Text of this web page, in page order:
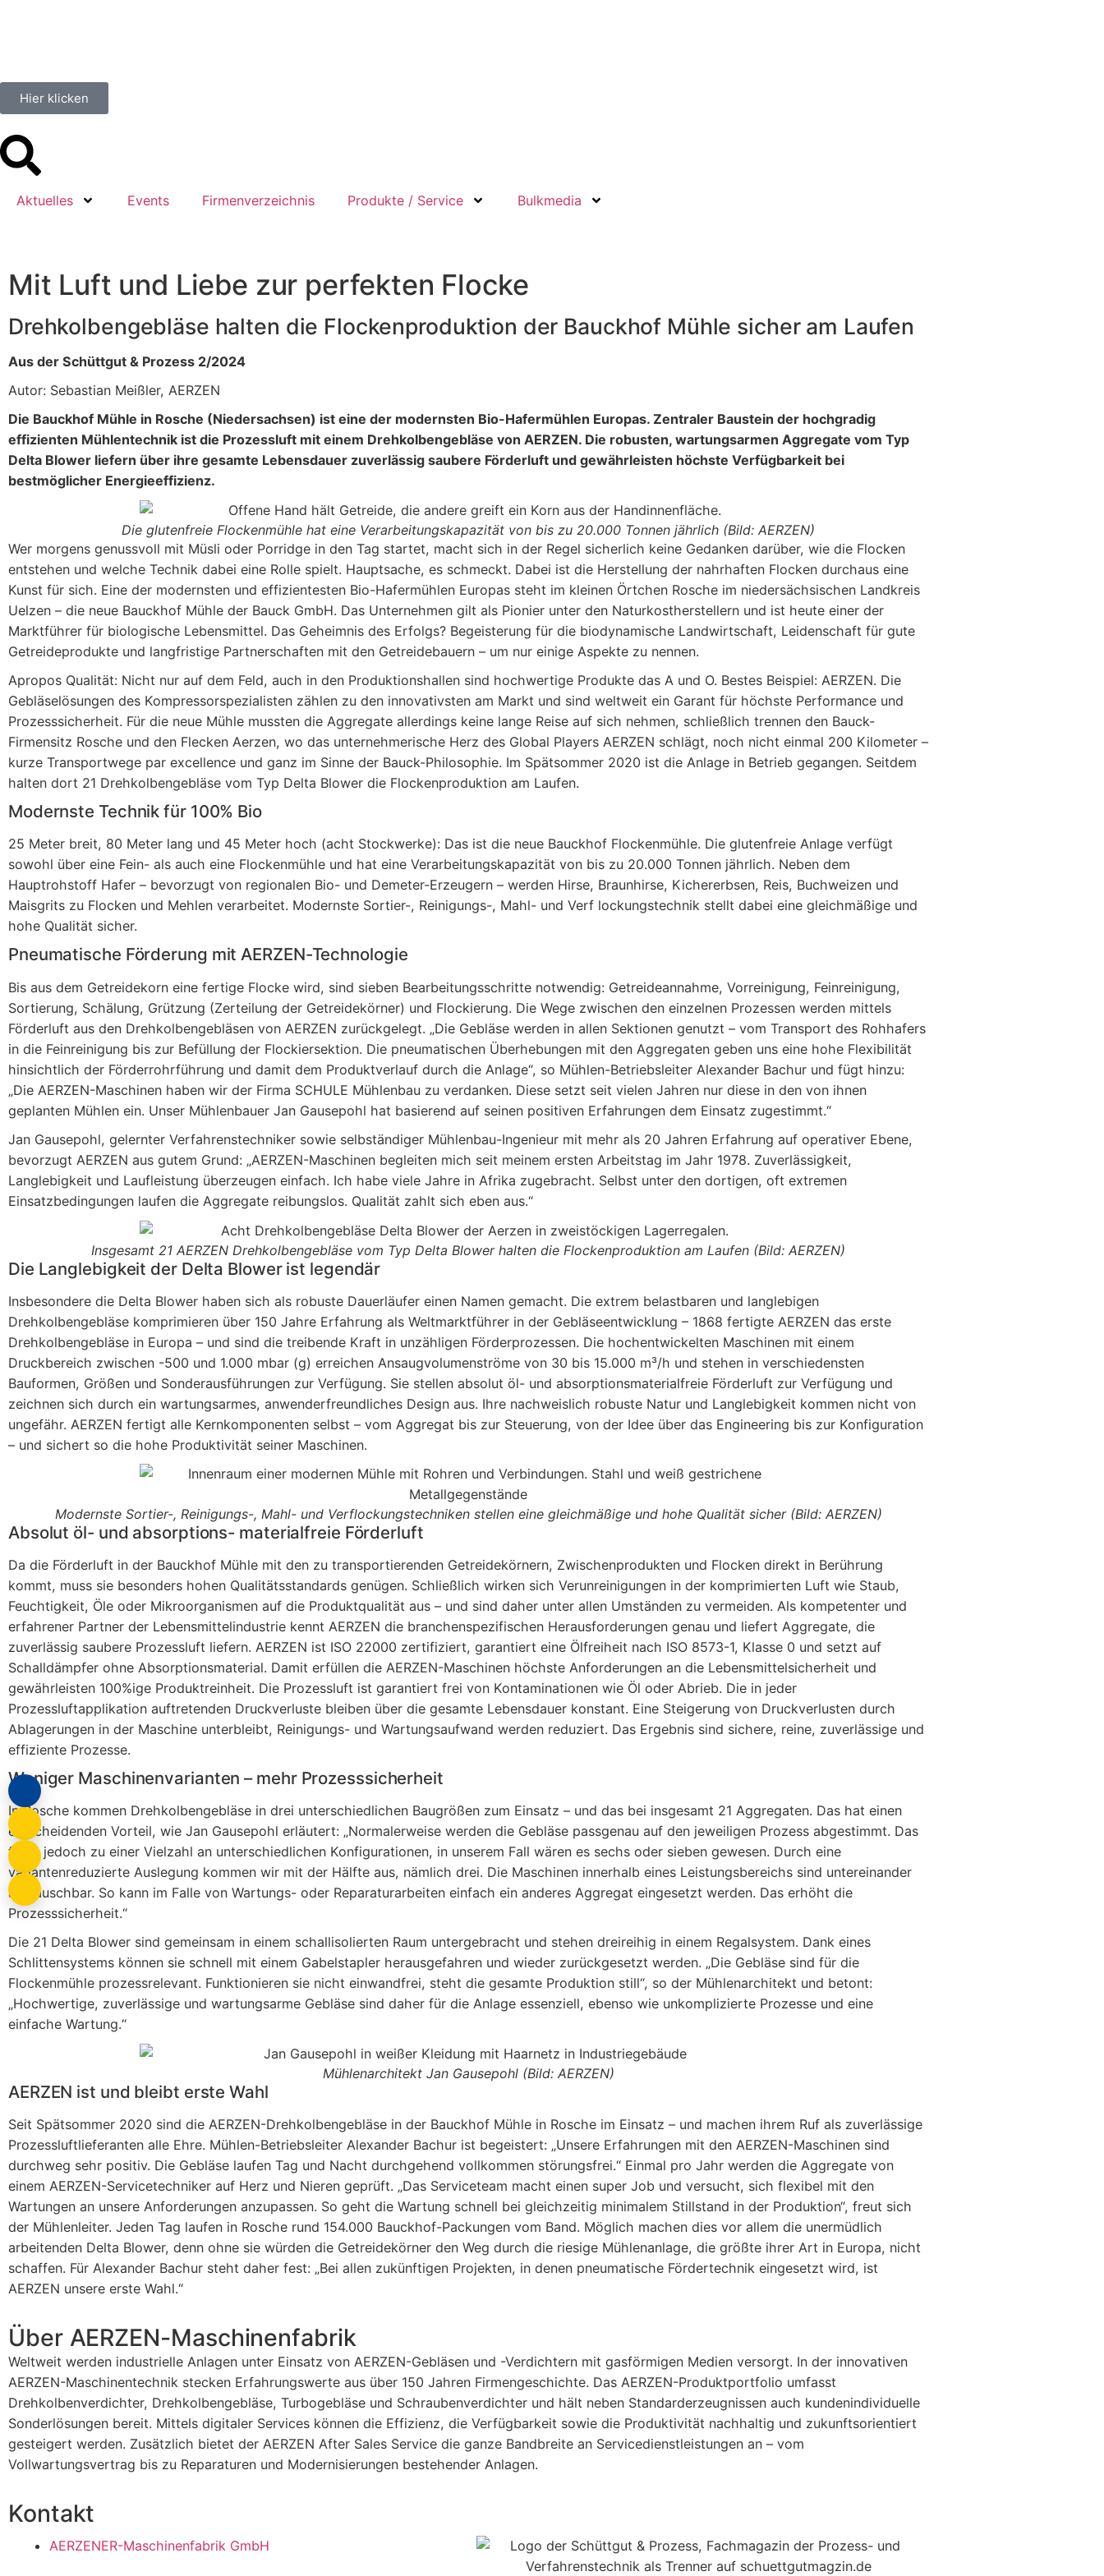
Hier klicken
Aktuelles Events Firmenverzeichnis Produkte / Service Bulkmedia
Mit Luft und Liebe zur perfekten Flocke
Drehkolbengebläse halten die Flockenproduktion der Bauckhof Mühle sicher am Laufen
Aus der Schüttgut & Prozess 2/2024
Autor: Sebastian Meißler, AERZEN
Die Bauckhof Mühle in Rosche (Niedersachsen) ist eine der modernsten Bio-Hafermühlen Europas. Zentraler Baustein der hochgradig
effizienten Mühlentechnik ist die Prozessluft mit einem Drehkolbengebläse von AERZEN. Die robusten, wartungsarmen Aggregate vom Typ
Delta Blower liefern über ihre gesamte Lebensdauer zuverlässig saubere Förderluft und gewährleisten höchste Verfügbarkeit bei
bestmöglicher Energieeffizienz.
Die glutenfreie Flockenmühle hat eine Verarbeitungskapazität von bis zu 20.000 Tonnen jährlich (Bild: AERZEN)
Wer morgens genussvoll mit Müsli oder Porridge in den Tag startet, macht sich in der Regel sicherlich keine Gedanken darüber, wie die Flocken
entstehen und welche Technik dabei eine Rolle spielt. Hauptsache, es schmeckt. Dabei ist die Herstellung der nahrhaften Flocken durchaus eine
Kunst für sich. Eine der modernsten und effizientesten Bio-Hafermühlen Europas steht im kleinen Örtchen Rosche im niedersächsischen Landkreis
Uelzen – die neue Bauckhof Mühle der Bauck GmbH. Das Unternehmen gilt als Pionier unter den Naturkostherstellern und ist heute einer der
Marktführer für biologische Lebensmittel. Das Geheimnis des Erfolgs? Begeisterung für die biodynamische Landwirtschaft, Leidenschaft für gute
Getreideprodukte und langfristige Partnerschaften mit den Getreidebauern – um nur einige Aspekte zu nennen.
Apropos Qualität: Nicht nur auf dem Feld, auch in den Produktionshallen sind hochwertige Produkte das A und O. Bestes Beispiel: AERZEN. Die
Gebläselösungen des Kompressorspezialisten zählen zu den innovativsten am Markt und sind weltweit ein Garant für höchste Performance und
Prozesssicherheit. Für die neue Mühle mussten die Aggregate allerdings keine lange Reise auf sich nehmen, schließlich trennen den Bauck-
Firmensitz Rosche und den Flecken Aerzen, wo das unternehmerische Herz des Global Players AERZEN schlägt, noch nicht einmal 200 Kilometer –
kurze Transportwege par excellence und ganz im Sinne der Bauck-Philosophie. Im Spätsommer 2020 ist die Anlage in Betrieb gegangen. Seitdem
halten dort 21 Drehkolbengebläse vom Typ Delta Blower die Flockenproduktion am Laufen.
Modernste Technik für 100% Bio
25 Meter breit, 80 Meter lang und 45 Meter hoch (acht Stockwerke): Das ist die neue Bauckhof Flockenmühle. Die glutenfreie Anlage verfügt
sowohl über eine Fein- als auch eine Flockenmühle und hat eine Verarbeitungskapazität von bis zu 20.000 Tonnen jährlich. Neben dem
Hauptrohstoff Hafer – bevorzugt von regionalen Bio- und Demeter-Erzeugern – werden Hirse, Braunhirse, Kichererbsen, Reis, Buchweizen und
Maisgrits zu Flocken und Mehlen verarbeitet. Modernste Sortier-, Reinigungs-, Mahl- und Verf lockungstechnik stellt dabei eine gleichmäßige und
hohe Qualität sicher.
Pneumatische Förderung mit AERZEN-Technologie
Bis aus dem Getreidekorn eine fertige Flocke wird, sind sieben Bearbeitungsschritte notwendig: Getreideannahme, Vorreinigung, Feinreinigung,
Sortierung, Schälung, Grützung (Zerteilung der Getreidekörner) und Flockierung. Die Wege zwischen den einzelnen Prozessen werden mittels
Förderluft aus den Drehkolbengebläsen von AERZEN zurückgelegt. „Die Gebläse werden in allen Sektionen genutzt – vom Transport des Rohhafers
in die Feinreinigung bis zur Befüllung der Flockiersektion. Die pneumatischen Überhebungen mit den Aggregaten geben uns eine hohe Flexibilität
hinsichtlich der Förderrohrführung und damit dem Produktverlauf durch die Anlage“, so Mühlen-Betriebsleiter Alexander Bachur und fügt hinzu:
„Die AERZEN-Maschinen haben wir der Firma SCHULE Mühlenbau zu verdanken. Diese setzt seit vielen Jahren nur diese in den von ihnen
geplanten Mühlen ein. Unser Mühlenbauer Jan Gausepohl hat basierend auf seinen positiven Erfahrungen dem Einsatz zugestimmt.“
Jan Gausepohl, gelernter Verfahrenstechniker sowie selbständiger Mühlenbau-Ingenieur mit mehr als 20 Jahren Erfahrung auf operativer Ebene,
bevorzugt AERZEN aus gutem Grund: „AERZEN-Maschinen begleiten mich seit meinem ersten Arbeitstag im Jahr 1978. Zuverlässigkeit,
Langlebigkeit und Laufleistung überzeugen einfach. Ich habe viele Jahre in Afrika zugebracht. Selbst unter den dortigen, oft extremen
Einsatzbedingungen laufen die Aggregate reibungslos. Qualität zahlt sich eben aus.“
Insgesamt 21 AERZEN Drehkolbengebläse vom Typ Delta Blower halten die Flockenproduktion am Laufen (Bild: AERZEN)
Die Langlebigkeit der Delta Blower ist legendär
Insbesondere die Delta Blower haben sich als robuste Dauerläufer einen Namen gemacht. Die extrem belastbaren und langlebigen
Drehkolbengebläse komprimieren über 150 Jahre Erfahrung als Weltmarktführer in der Gebläseentwicklung – 1868 fertigte AERZEN das erste
Drehkolbengebläse in Europa – und sind die treibende Kraft in unzähligen Förderprozessen. Die hochentwickelten Maschinen mit einem
Druckbereich zwischen -500 und 1.000 mbar (g) erreichen Ansaugvolumenströme von 30 bis 15.000 m³/h und stehen in verschiedensten
Bauformen, Größen und Sonderausführungen zur Verfügung. Sie stellen absolut öl- und absorptionsmaterialfreie Förderluft zur Verfügung und
zeichnen sich durch ein wartungsarmes, anwenderfreundliches Design aus. Ihre nachweislich robuste Natur und Langlebigkeit kommen nicht von
ungefähr. AERZEN fertigt alle Kernkomponenten selbst – vom Aggregat bis zur Steuerung, von der Idee über das Engineering bis zur Konfiguration
– und sichert so die hohe Produktivität seiner Maschinen.
Modernste Sortier-, Reinigungs-, Mahl- und Verflockungstechniken stellen eine gleichmäßige und hohe Qualität sicher (Bild: AERZEN)
Absolut öl- und absorptions- materialfreie Förderluft
Da die Förderluft in der Bauckhof Mühle mit den zu transportierenden Getreidekörnern, Zwischenprodukten und Flocken direkt in Berührung
kommt, muss sie besonders hohen Qualitätsstandards genügen. Schließlich wirken sich Verunreinigungen in der komprimierten Luft wie Staub,
Feuchtigkeit, Öle oder Mikroorganismen auf die Produktqualität aus – und sind daher unter allen Umständen zu vermeiden. Als kompetenter und
erfahrener Partner der Lebensmittelindustrie kennt AERZEN die branchenspezifischen Herausforderungen genau und liefert Aggregate, die
zuverlässig saubere Prozessluft liefern. AERZEN ist ISO 22000 zertifiziert, garantiert eine Ölfreiheit nach ISO 8573-1, Klasse 0 und setzt auf
Schalldämpfer ohne Absorptionsmaterial. Damit erfüllen die AERZEN-Maschinen höchste Anforderungen an die Lebensmittelsicherheit und
gewährleisten 100%ige Produktreinheit. Die Prozessluft ist garantiert frei von Kontaminationen wie Öl oder Abrieb. Die in jeder
Prozessluftapplikation auftretenden Druckverluste bleiben über die gesamte Lebensdauer konstant. Eine Steigerung von Druckverlusten durch
Ablagerungen in der Maschine unterbleibt, Reinigungs- und Wartungsaufwand werden reduziert. Das Ergebnis sind sichere, reine, zuverlässige und
effiziente Prozesse.
Weniger Maschinenvarianten – mehr Prozesssicherheit
In Rosche kommen Drehkolbengebläse in drei unterschiedlichen Baugrößen zum Einsatz – und das bei insgesamt 21 Aggregaten. Das hat einen
entscheidenden Vorteil, wie Jan Gausepohl erläutert: „Normalerweise werden die Gebläse passgenau auf den jeweiligen Prozess abgestimmt. Das
führt jedoch zu einer Vielzahl an unterschiedlichen Konfigurationen, in unserem Fall wären es sechs oder sieben gewesen. Durch eine
variantenreduzierte Auslegung kommen wir mit der Hälfte aus, nämlich drei. Die Maschinen innerhalb eines Leistungsbereichs sind untereinander
austauschbar. So kann im Falle von Wartungs- oder Reparaturarbeiten einfach ein anderes Aggregat eingesetzt werden. Das erhöht die
Prozesssicherheit.“
Die 21 Delta Blower sind gemeinsam in einem schallisolierten Raum untergebracht und stehen dreireihig in einem Regalsystem. Dank eines
Schlittensystems können sie schnell mit einem Gabelstapler herausgefahren und wieder zurückgesetzt werden. „Die Gebläse sind für die
Flockenmühle prozessrelevant. Funktionieren sie nicht einwandfrei, steht die gesamte Produktion still“, so der Mühlenarchitekt und betont:
„Hochwertige, zuverlässige und wartungsarme Gebläse sind daher für die Anlage essenziell, ebenso wie unkomplizierte Prozesse und eine
einfache Wartung.“
Mühlenarchitekt Jan Gausepohl (Bild: AERZEN)
AERZEN ist und bleibt erste Wahl
Seit Spätsommer 2020 sind die AERZEN-Drehkolbengebläse in der Bauckhof Mühle in Rosche im Einsatz – und machen ihrem Ruf als zuverlässige
Prozessluftlieferanten alle Ehre. Mühlen-Betriebsleiter Alexander Bachur ist begeistert: „Unsere Erfahrungen mit den AERZEN-Maschinen sind
durchweg sehr positiv. Die Gebläse laufen Tag und Nacht durchgehend vollkommen störungsfrei.“ Einmal pro Jahr werden die Aggregate von
einem AERZEN-Servicetechniker auf Herz und Nieren geprüft. „Das Serviceteam macht einen super Job und versucht, sich flexibel mit den
Wartungen an unsere Anforderungen anzupassen. So geht die Wartung schnell bei gleichzeitig minimalem Stillstand in der Produktion“, freut sich
der Mühlenleiter. Jeden Tag laufen in Rosche rund 154.000 Bauckhof-Packungen vom Band. Möglich machen dies vor allem die unermüdlich
arbeitenden Delta Blower, denn ohne sie würden die Getreidekörner den Weg durch die riesige Mühlenanlage, die größte ihrer Art in Europa, nicht
schaffen. Für Alexander Bachur steht daher fest: „Bei allen zukünftigen Projekten, in denen pneumatische Fördertechnik eingesetzt wird, ist
AERZEN unsere erste Wahl.“
Über AERZEN-Maschinenfabrik
Weltweit werden industrielle Anlagen unter Einsatz von AERZEN-Gebläsen und -Verdichtern mit gasförmigen Medien versorgt. In der innovativen
AERZEN-Maschinentechnik stecken Erfahrungswerte aus über 150 Jahren Firmengeschichte. Das AERZEN-Produktportfolio umfasst
Drehkolbenverdichter, Drehkolbengebläse, Turbogebläse und Schraubenverdichter und hält neben Standarderzeugnissen auch kundenindividuelle
Sonderlösungen bereit. Mittels digitaler Services können die Effizienz, die Verfügbarkeit sowie die Produktivität nachhaltig und zukunftsorientiert
gesteigert werden. Zusätzlich bietet der AERZEN After Sales Service die ganze Bandbreite an Servicedienstleistungen an – vom
Vollwartungsvertrag bis zu Reparaturen und Modernisierungen bestehender Anlagen.
Kontakt
AERZENER-Maschinenfabrik GmbH